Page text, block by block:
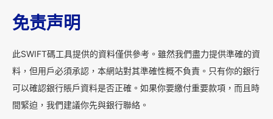
免责声明
此SWIFT碼工具提供的資料僅供參考。雖然我們盡力提供準確的資
料，但用戶必須承認，本網站對其準確性概不負責。只有你的銀行
可以確認銀行賬戶資料是否正確。如果你要繳付重要款項，而且時
間緊迫，我們建議你先與銀行聯絡。